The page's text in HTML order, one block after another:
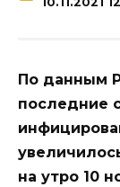
По данным
последние
на утро 10